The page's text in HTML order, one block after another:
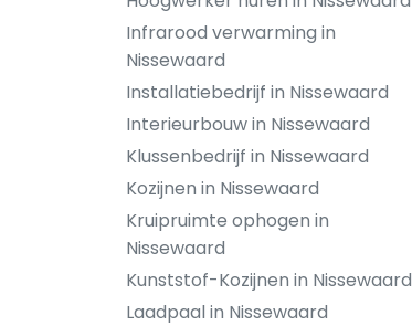
Infrarood verwarming in
Nissewaard
Installatiebedrijf in Nissewaard
Interieurbouw in Nissewaard
Klussenbedrijf in Nissewaard
Kozijnen in Nissewaard
Kruipruimte ophogen in
Nissewaard
Kunststof-Kozijnen in Nissewaard
Laadpaal in Nissewaard